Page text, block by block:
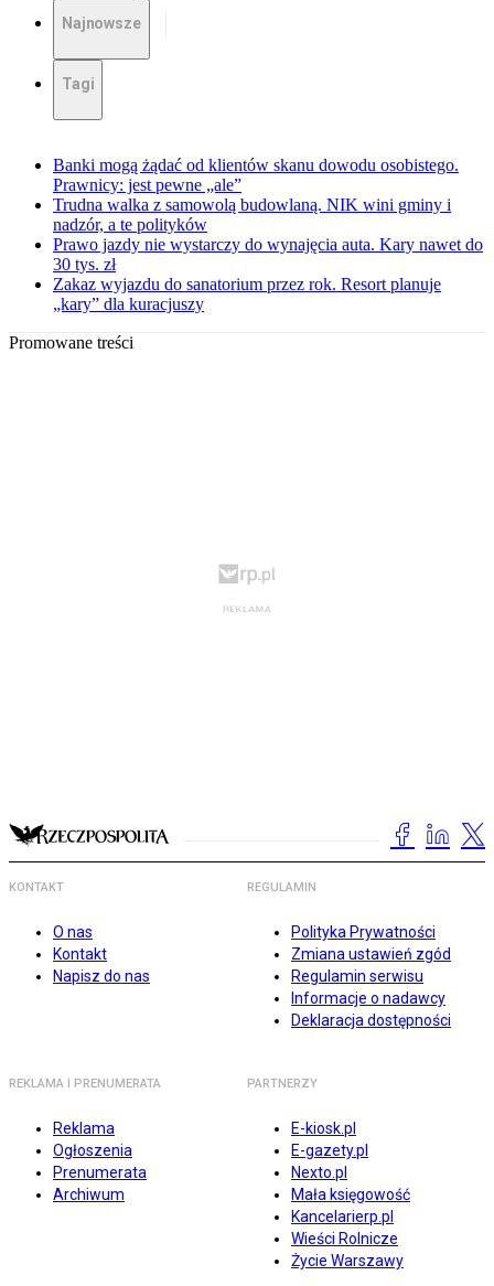
Najnowsze
Tagi
Banki mogą żądać od klientów skanu dowodu osobistego.
Prawnicy: jest pewne „ale”
Trudna walka z samowolą budowlaną. NIK wini gminy i
nadzór, a te polityków
Prawo jazdy nie wystarczy do wynajęcia auta. Kary nawet do
30 tys. zł
Zakaz wyjazdu do sanatorium przez rok. Resort planuje
„kary” dla kuracjuszy
Promowane treści
KONTAKT
O nas
Kontakt
Napisz do nas
REGULAMIN
Polityka Prywatności
Zmiana ustawień zgód
Regulamin serwisu
Informacje o nadawcy
Deklaracja dostępności
REKLAMA I PRENUMERATA
Reklama
Ogłoszenia
Prenumerata
Archiwum
PARTNERZY
E-kiosk.pl
E-gazety.pl
Nexto.pl
Mała księgowość
Kancelarierp.pl
Wieści Rolnicze
Życie Warszawy